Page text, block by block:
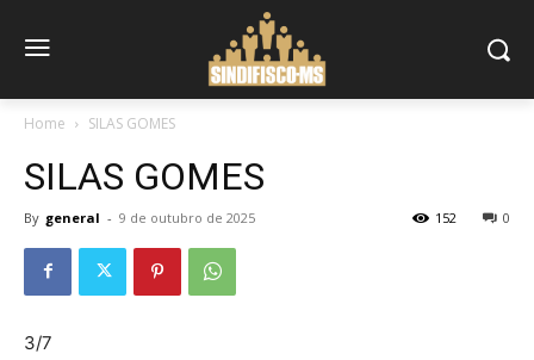
Home SILAS GOMES
SILAS GOMES
By general - 9 de outubro de 2025 0
152
3/7